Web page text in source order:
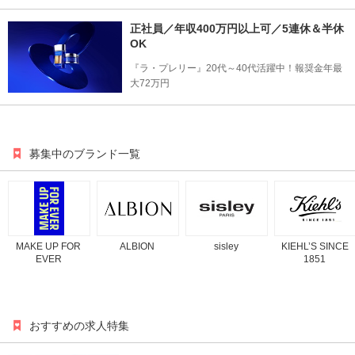
正社員／年収400万円以上可／5連休＆半休
OK
『ラ・プレリー』20代～40代活躍中！報奨金年最
大72万円
募集中のブランド一覧
MAKE UP FOR
EVER
ALBION sisley
KIEHL’S SINCE
1851
おすすめの求人特集